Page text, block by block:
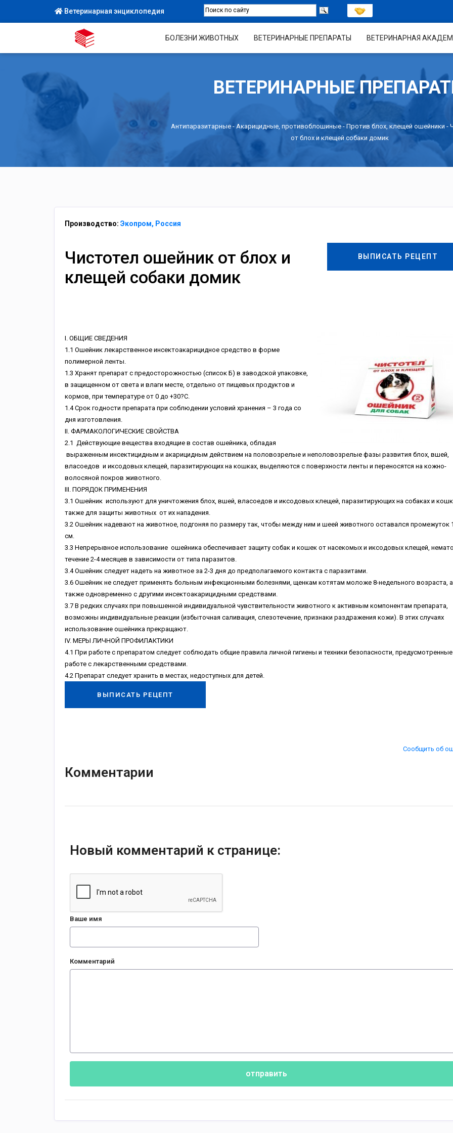
Ветеринарная энциклопедия
БОЛЕЗНИ ЖИВОТНЫХ ВЕТЕРИНАРНЫЕ ПРЕПАРАТЫ ВЕТЕРИНАРНАЯ
ВЕТЕРИНАРНЫЕ
Антипаразитарные - Акарицидные, противоблошиные - Против блох, клещей ошейники -
от блох и клещей собаки домик
Производство: Экопром, Россия
ВЫПИСАТЬ РЕЦЕПТ
Чистотел ошейник от блох и
клещей собаки домик
I. ОБЩИЕ СВЕДЕНИЯ
1.1 Ошейник лекарственное инсектоакарицидное средство в форме
полимерной ленты.
1.3 Хранят препарат с предосторожностью (список Б) в заводской упаковке,
в защищенном от света и влаги месте, отдельно от пищевых продуктов и
кормов, при температуре от 0 до +30?С.
1.4 Срок годности препарата при соблюдении условий хранения – 3 года со
дня изготовления.
II. ФАРМАКОЛОГИЧЕСКИЕ СВОЙСТВА
2.1 Действующие вещества входящие в состав ошейника, обладая
выраженным инсектицидным и акарицидным действием на половозрелые и неполовозрелые фазы развития блох, вшей,
власоедов и иксодовых клещей, паразитирующих на кошках, выделяются с поверхности ленты и переносятся на кожно-
волосяной покров животного.
III. ПОРЯДОК ПРИМЕНЕНИЯ
3.1 Ошейник используют для уничтожения блох, вшей, власоедов и иксодовых клещей, паразитирующих на собаках и
также для защиты животных от их нападения.
3.2 Ошейник надевают на животное, подгоняя по размеру так, чтобы между ним и шеей животного оставался промежуток
см.
3.3 Непрерывное использование ошейника обеспечивает защиту собак и кошек от насекомых и иксодовых клещей,
течение 2-4 месяцев в зависимости от типа паразитов.
3.4 Ошейник следует надеть на животное за 2-3 дня до предполагаемого контакта с паразитами.
3.6 Ошейник не следует применять больным инфекционными болезнями, щенкам котятам моложе 8-недельного возраста, а
также одновременно с другими инсектоакарицидными средствами.
3.7 В редких случаях при повышенной индивидуальной чувствительности животного к активным компонентам препарата,
возможны индивидуальные реакции (избыточная саливация, слезотечение, признаки раздражения кожи). В этих случаях
использование ошейника прекращают.
IV. МЕРЫ ЛИЧНОЙ ПРОФИЛАКТИКИ
4.1 При работе c препаратом следует соблюдать общие правила личной гигиены и техники безопасности,
работе с лекарственными средствами.
4.2 Препарат следует хранить в местах, недоступных для детей.
ВЫПИСАТЬ РЕЦЕПТ
Сообщить об
Комментарии
Новый комментарий к странице:
Ваше имя
Комментарий
отправить